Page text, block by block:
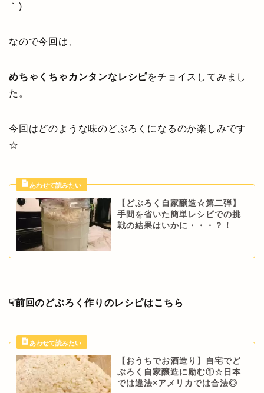
｀)
なので今回は、
めちゃくちゃカンタンなレシピをチョイスしてみまし
た。
今回はどのような味のどぶろくになるのか楽しみです
☆
【どぶろく自家醸造☆第二弾】
手間を省いた簡単レシピでの挑
戦の結果はいかに・・・？！
☟前回のどぶろく作りのレシピはこちら
【おうちでお酒造り】自宅でど
ぶろく自家醸造に励む①☆日本
では違法×アメリカでは合法◎